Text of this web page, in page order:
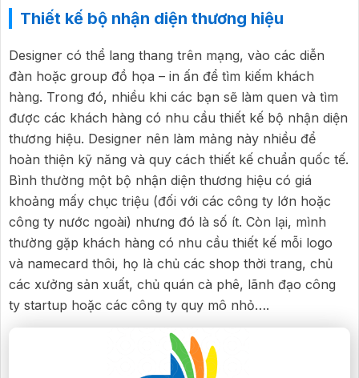
Thiết kế bộ nhận diện thương hiệu
Designer có thể lang thang trên mạng, vào các diễn
đàn hoặc group đồ họa – in ấn để tìm kiếm khách
hàng. Trong đó, nhiều khi các bạn sẽ làm quen và tìm
được các khách hàng có nhu cầu thiết kế bộ nhận diện
thương hiệu. Designer nên làm mảng này nhiều để
hoàn thiện kỹ năng và quy cách thiết kế chuẩn quốc tế.
Bình thường một bộ nhận diện thương hiệu có giá
khoảng mấy chục triệu (đối với các công ty lớn hoặc
công ty nước ngoài) nhưng đó là số ít. Còn lại, mình
thường gặp khách hàng có nhu cầu thiết kế mỗi logo
và namecard thôi, họ là chủ các shop thời trang, chủ
các xưởng sản xuất, chủ quán cà phê, lãnh đạo công
ty startup hoặc các công ty quy mô nhỏ….